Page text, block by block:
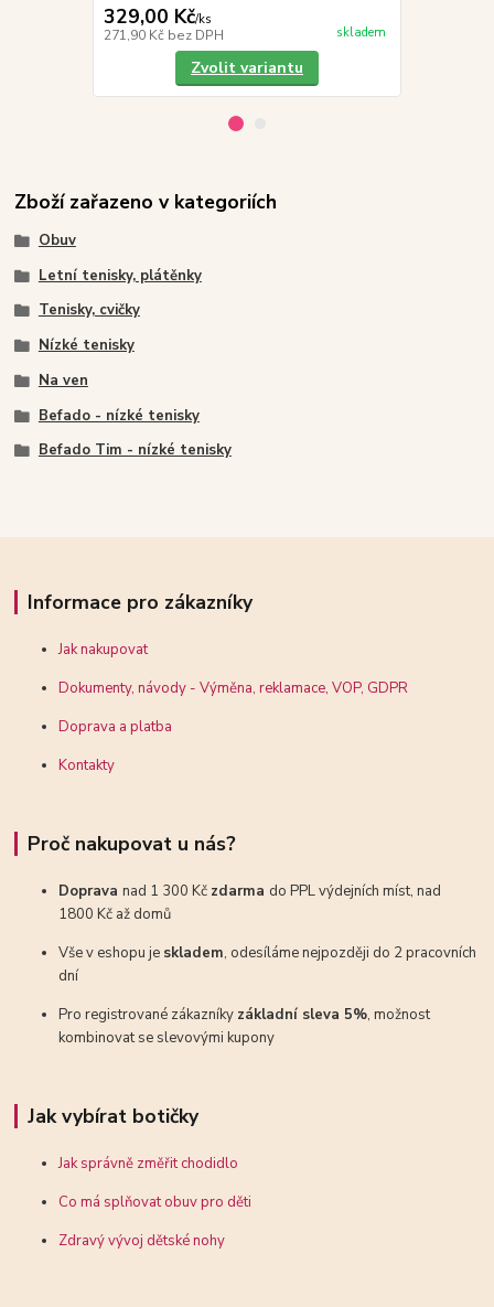
329,00 Kč/ks
271,90 Kč bez DPH skladem
Zvolit variantu
Zboží zařazeno v kategoriích
Obuv
Letní tenisky, plátěnky
Tenisky, cvičky
Nízké tenisky
Na ven
Befado - nízké tenisky
Befado Tim - nízké tenisky
Informace pro zákazníky
Jak nakupovat
Dokumenty, návody - Výměna, reklamace, VOP, GDPR
Doprava a platba
Kontakty
Proč nakupovat u nás?
Dopravanad 1 300 Kč zdarma do PPL výdejních míst, nad
1800 Kč až domů
Vše v eshopu je skladem, odesíláme nejpozději do 2 pracovních
dní
Pro registrované zákazníky základní sleva 5%, možnost
kombinovat se slevovými kupony
Jak vybírat botičky
Jak správně změřit chodidlo
Co má splňovat obuv pro děti
Zdravý vývoj dětské nohy